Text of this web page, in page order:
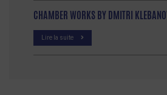
CHAMBER WORKS BY DMITRI
Lire la suite